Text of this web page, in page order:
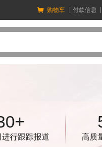
购物车 付款信息
行跟踪报道 高质